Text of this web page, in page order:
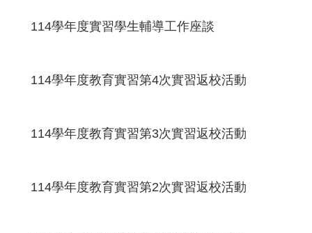
114學年度實習學生輔導工作座談
114學年度教育實習第4次實習返校活動
114學年度教育實習第3次實習返校活動
114學年度教育實習第2次實習返校活動